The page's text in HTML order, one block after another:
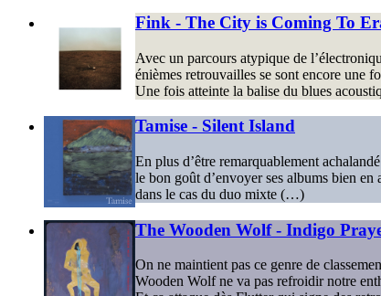
Fink - The City is Coming To
Avec un parcours atypique de
énièmes retrouvailles se sont encore une
Une fois atteinte la balise du blues
Tamise - Silent Island
En plus d’être remarquablement
le bon goût d’envoyer ses albums bien en
dans le cas du duo mixte (…)
The Wooden Wolf - Indigo
On ne maintient pas ce genre de
Wooden Wolf ne va pas refroidir notre